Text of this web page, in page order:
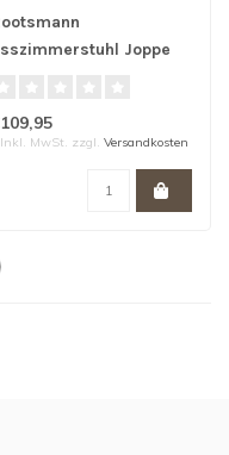
Joppe
MwSt. zzgl. Versandkosten